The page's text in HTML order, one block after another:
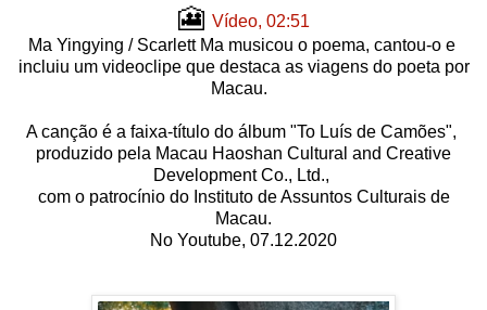
🎦 Vídeo, 02:51
Ma Yingying / Scarlett Ma musicou o poema, cantou-o e
incluiu um videoclipe que destaca as viagens do poeta por
Macau.
A canção é a faixa-título do álbum "To Luís de Camões",
produzido pela Macau Haoshan Cultural and Creative
Development Co., Ltd.,
com o patrocínio do Instituto de Assuntos Culturais de
Macau.
No Youtube, 07.12.2020